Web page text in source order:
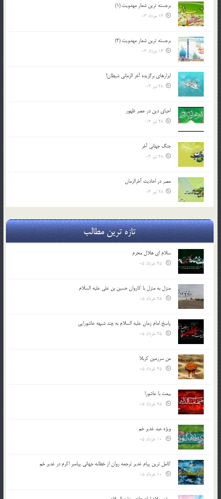
برجسته ترين شعار مهدويت (1)
13 مرداد 03
برجسته ترين شعار مهدويت (2)
13 مرداد 03
ابزارهاي برگزيده آخر الزماني شيطان!
28 تیر 03
احياي دين در عصر ظهور
28 تیر 03
جنگ جهاني آخر
28 تیر 03
مصر در احادیث آخرالزمان
28 تیر 03
تازه ترین مطالب
سلام ای هلال محرم
منزل به منزل با کاروان حسین بن علی علیه السلام
پاسخ امام زمان علیه السلام به چند شبهه عاشورایی
من سرزمین کربلا
بیعت با عاشورا
ویژه عید غدیر خم
کامل ترین پیام غدیر ترجمه روان از خطابه جهانی پیامبر اکرم در غدیر خم